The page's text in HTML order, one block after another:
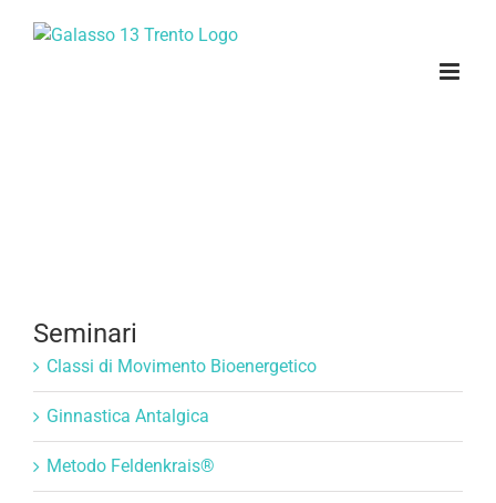
Seminari
Classi di Movimento Bioenergetico
Ginnastica Antalgica
Metodo Feldenkrais®